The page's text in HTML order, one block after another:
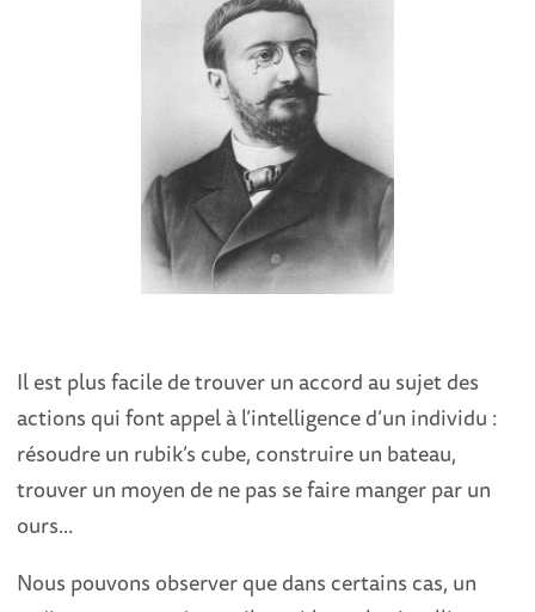
Il est plus facile de trouver un accord au sujet des
actions qui font appel à l’intelligence d’un individu :
résoudre un rubik’s cube, construire un bateau,
trouver un moyen de ne pas se faire manger par un
ours...
Nous pouvons observer que dans certains cas, un